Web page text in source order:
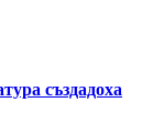
създадоха